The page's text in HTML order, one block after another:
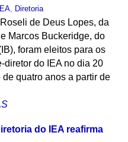
, Diretoria
de Deus Lopes, da
Marcos Buckeridge, do
foram eleitos para os
diretor do IEA no dia 20
quatro anos a partir de
do IEA reafirma